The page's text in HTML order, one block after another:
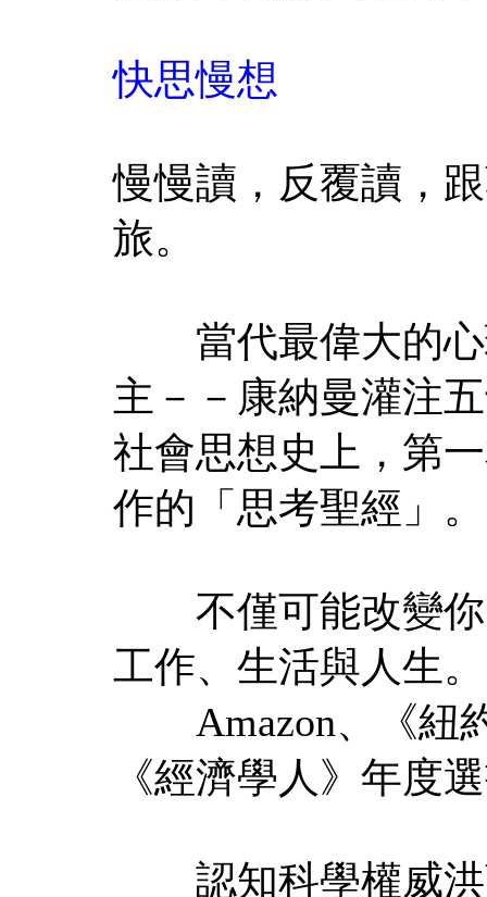
快思慢想
慢慢讀，反覆讀，
旅。
當代最偉大的心
主－－康納曼灌注
社會思想史上，第
作的「思考聖經」。
不僅可能改變你
工作、生活與人生。
Amazon、《紐
《經濟學人》年度
認知科學權威洪